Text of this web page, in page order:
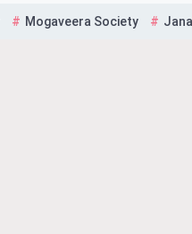
Mogaveera Society